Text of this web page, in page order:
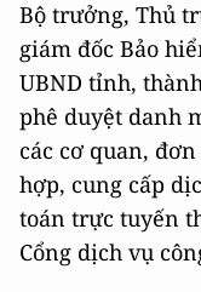
Bộ trưởng, Thủ
giám đốc Bảo
UBND tỉnh,
phê duyệt danh
các cơ quan,
hợp, cung cấp
toán trực tuyến
Cổng dịch vụ